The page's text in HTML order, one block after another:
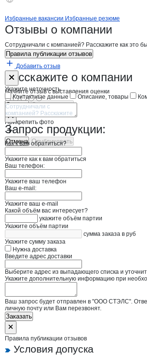
Брендыкомпани СТЭЛС
Вакансии вСТЭЛС
Избранные вакансии Избранные резюме
Новости oСТЭЛС, ООО
Отзывы о компании
Сотрудничали с компанией? Расскажите как это
Правила публикации отзывов
Добавить отзыв
Расскажите о компании
Начните отзыв с выставления оценки
Прикрепить фото
Отмена Опубликовать
Форма обратной связи о
Укажите неточность
Контактные данные
Описание, товары
Отмена Опубликовать
Запрос продукции:
Как к вам обратиться?
Укажите как к вам обратиться
Ваш телефон:
Укажите ваш телефон
Ваш e-mail:
Укажите ваш e-mail
Какой объём вас интересует?
укажите объём партии
Укажите объём партии
сумма заказа в руб
Укажите сумму заказа
Нужна доставка
Введите адрес доставки
Выберите адрес из выпадающего списка и
Укажите дополнительную информацию при
Ваш запрос будет отправлен в "ООО СТЭЛС".
личную почту или Вам перезвонят.
Заказать
Правила публикации отзывов
Условия допуска